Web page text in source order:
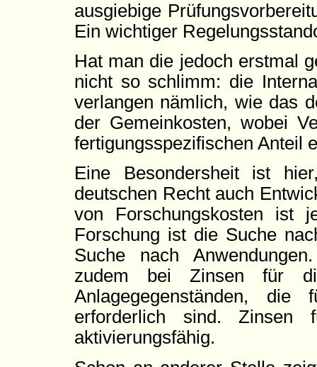
ausgiebige
Ein wichtiger
Hat man die jedoch erstmal
nicht so schlimm: die
verlangen nämlich, wie das
der Gemeinkosten, wobei
fertigungsspezifischen Anteil
Eine Besondersheit ist
deutschen Recht auch
von Forschungskosten ist
Forschung ist die Suche
Suche nach
zudem bei Zinsen für
Anlagegegenständen,
erforderlich sind. Zinsen
aktivierungsfähig.